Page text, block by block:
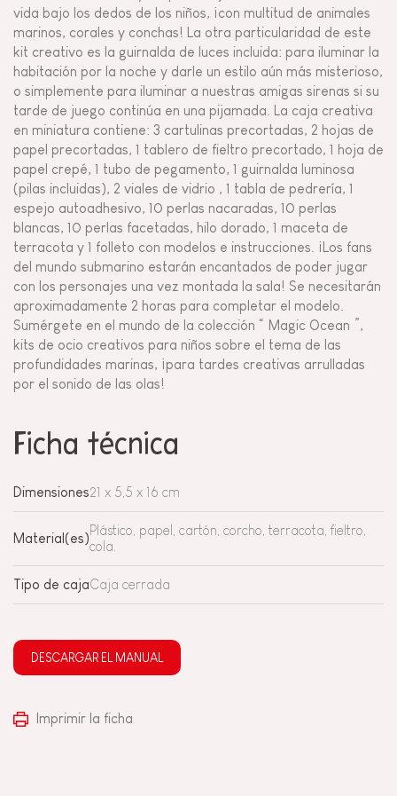
vida bajo los dedos de los niños, ¡con multitud de animales
marinos, corales y conchas! La otra particularidad de este
kit creativo es la guirnalda de luces incluida: para iluminar la
habitación por la noche y darle un estilo aún más misterioso,
o simplemente para iluminar a nuestras amigas sirenas si su
tarde de juego continúa en una pijamada. La caja creativa
en miniatura contiene: 3 cartulinas precortadas, 2 hojas de
papel precortadas, 1 tablero de fieltro precortado, 1 hoja de
papel crepé, 1 tubo de pegamento, 1 guirnalda luminosa
(pilas incluidas), 2 viales de vidrio , 1 tabla de pedrería, 1
espejo autoadhesivo, 10 perlas nacaradas, 10 perlas
blancas, 10 perlas facetadas, hilo dorado, 1 maceta de
terracota y 1 folleto con modelos e instrucciones. ¡Los fans
del mundo submarino estarán encantados de poder jugar
con los personajes una vez montada la sala! Se necesitarán
aproximadamente 2 horas para completar el modelo.
Sumérgete en el mundo de la colección “ Magic Ocean ”,
kits de ocio creativos para niños sobre el tema de las
profundidades marinas, ¡para tardes creativas arrulladas
por el sonido de las olas!
Ficha técnica
Dimensiones21 x 5,5 x 16 cm
Material(es)
Plástico, papel, cartón, corcho, terracota, fieltro,
cola.
Tipo de cajaCaja cerrada
DESCARGAR EL MANUAL
Imprimir la ficha